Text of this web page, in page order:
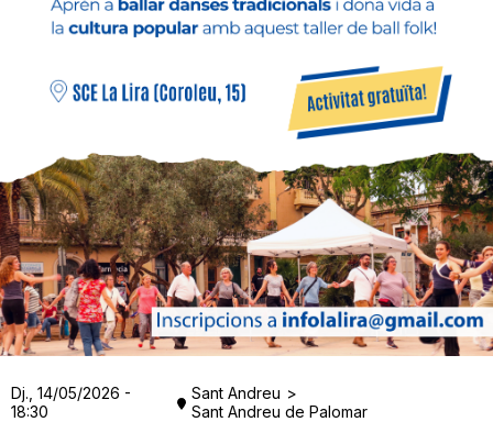
Dj., 14/05/2026 -
18:30
Sant Andreu
Sant Andreu de Palomar